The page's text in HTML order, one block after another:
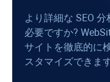
より詳細な SEO
必要ですか?
サイトを徹底的に
スタマイズできます